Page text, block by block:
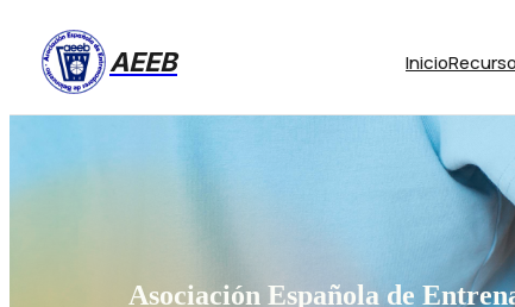
AEEB Inicio
Asociación Española de